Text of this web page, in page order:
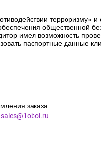
терроризму» и
общественной
имел возможность
паспортные данные
заказа.
sales@1oboi.ru